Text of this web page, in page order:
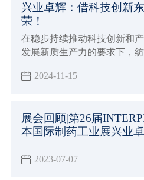
兴业卓辉：借科技创新
荣！
在稳步持续推动科技创新和
发展新质生产力的要求下，
科技赋能。
2024-11-15
展会回顾|第26届
本国际制药工业展兴业
2023-07-07